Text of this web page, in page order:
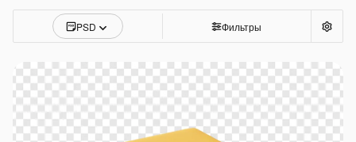
PSD Фильтры